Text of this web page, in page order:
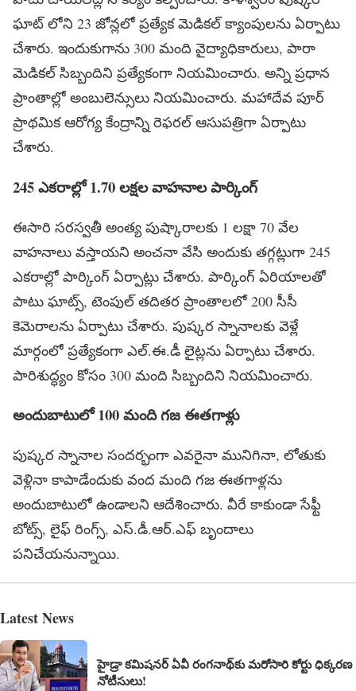
ఘాట్ లోని 23 జోన్లలో ప్రత్యేక మెడికల్ క్యాంపులను ఏర్పాటు
చేశారు. ఇందుకుగాను 300 మంది వైద్యాధికారులు, పారా
మెడికల్ సిబ్బందిని ప్రత్యేకంగా నియమించారు. అన్ని ప్రధాన
ప్రాంతాల్లో అంబులెన్సులు నియమించారు. మహాదేవ పూర్
ప్రాథమిక ఆరోగ్య కేంద్రాన్ని రెఫరల్ ఆసుపత్రిగా ఏర్పాటు
చేశారు.
245 ఎకరాల్లో 1.70 లక్షల వాహనాల పార్కింగ్
ఈసారి సరస్వతీ అంత్య పుష్కారాలకు 1 లక్షా 70 వేల
వాహనాలు వస్తాయని అంచనా వేసి అందుకు తగ్గట్లుగా 245
ఎకరాల్లో పార్కింగ్ ఏర్పాట్లు చేశారు. పార్కింగ్ ఏరియాలతో
పాటు ఘాట్స్, టెంపుల్ తదితర ప్రాంతాలలో 200 సీసీ
కెమెరాలను ఏర్పాటు చేశారు. పుష్కర స్నానాలకు వెళ్లే
మార్గంలో ప్రత్యేకంగా ఎల్.ఈ.డీ లైట్లను ఏర్పాటు చేశారు.
పారిశుద్ధ్యం కోసం 300 మంది సిబ్బందిని నియమించారు.
అందుబాటులో 100 మంది గజ ఈతగాళ్లు
పుష్కర స్నానాల సందర్భంగా ఎవరైనా మునిగినా, లోతుకు
వెళ్లినా కాపాడేందుకు వంద మంది గజ ఈతగాళ్లను
అందుబాటులో ఉండాలని ఆదేశించారు. వీరే కాకుండా సేఫ్టీ
బోట్స్, లైఫ్ రింగ్స్, ఎస్.డీ.ఆర్.ఎఫ్ బృందాలు
పనిచేయనున్నాయి.
Latest News
హైడ్రా కమిషనర్ ఏవీ రంగనాథ్‌కు మరోసారి కోర్టు ధిక్కరణ
నోటీసులు!